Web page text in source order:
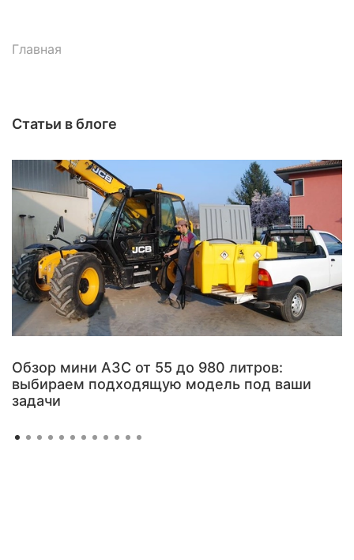
Главная
Статьи в блоге
Обзор мини АЗС от 55 до 980 литров:
выбираем подходящую модель под ваши
задачи